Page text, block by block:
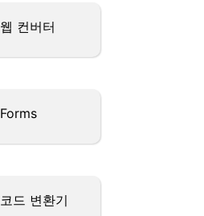
웹 컨버터
Forms
코드 변환기